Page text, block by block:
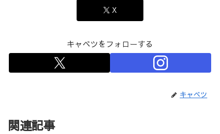
X
キャベツをフォローする
キャベツ
関連記事